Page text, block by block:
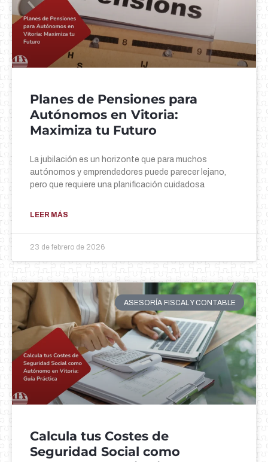
Planes de Pensiones para
Autónomos en Vitoria:
Maximiza tu Futuro
La jubilación es un horizonte que para muchos
autónomos y emprendedores puede parecer lejano,
pero que requiere una planificación cuidadosa
LEER MÁS
23 de febrero de 2026
ASESORÍA FISCAL Y CONTABLE
Calcula tus Costes de
Seguridad Social como